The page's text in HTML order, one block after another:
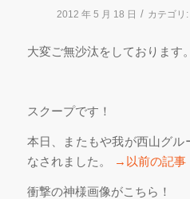
2012 年 5 月 18 日 / カテゴリ:
大変ご無沙汰をしております
スクープです！
本日、またもや我が西山グ
なされました。
→以前の記事
衝撃の神様画像がこちら！